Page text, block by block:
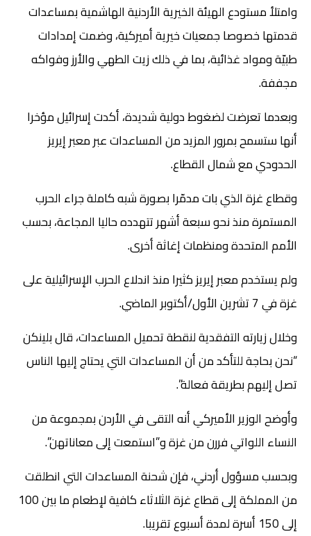
وامتلأ مستودع الهيئة الخيرية الأردنية الهاشمية بمساعدات
قدمتها خصوصا جمعيات خيرية أميركية، وضمت إمدادات
طبيّة ومواد غذائية، بما في ذلك زيت الطهي والأرز وفواكه
مجففة.
وبعدما تعرضت لضغوط دولية شديدة، أكدت إسرائيل مؤخرا
أنها ستسمح بمرور المزيد من المساعدات عبر معبر إيريز
الحدودي مع شمال القطاع.
وقطاع غزة الذي بات مدمّرا بصورة شبه كاملة جراء الحرب
المستمرة منذ نحو سبعة أشهر تتهدده حاليا المجاعة، بحسب
الأمم المتحدة ومنظمات إغاثة أخرى.
ولم يستخدم معبر إيريز كثيرا منذ اندلاع الحرب الإسرائيلية على
غزة في 7 تشرين الأول/أكتوبر الماضي.
وخلال زيارته التفقدية لنقطة تحميل المساعدات، قال بلينكن
“نحن بحاجة للتأكد من أن المساعدات التي يحتاج إليها الناس
تصل إليهم بطريقة فعالة”.
وأوضح الوزير الأميركي أنه التقى في الأردن بمجموعة من
النساء اللواتي فررن من غزة و”استمعت إلى معاناتهن”.
وبحسب مسؤول أردني، فإن شحنة المساعدات التي انطلقت
من المملكة إلى قطاع غزة الثلاثاء كافية لإطعام ما بين 100
إلى 150 أسرة لمدة أسبوع تقريبا.